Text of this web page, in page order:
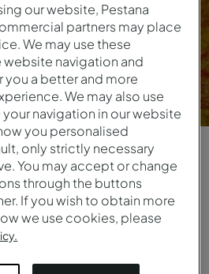
our website, Pestana
partners may place
We may use these
navigation and
a better and more
We may also use
navigation in our website
you personalised
only strictly necessary
You may accept or change
through the buttons
If you wish to obtain more
we use cookies, please